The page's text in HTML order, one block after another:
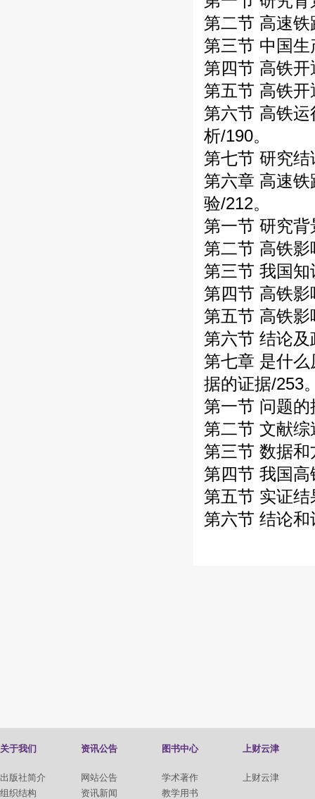
第二节 高速
第三节 中国
第四节 高铁
第五节 高铁
第六节 高铁
析/190。
第七节 研究
第六章 高速
验/212。
第一节 研究
第二节 高铁
第三节 我国
第四节 高铁
第五节 高铁
第六节 结论
第七章 是什
据的证据/253
第一节 问题的
第二节 文献
第三节 数据和
第四节 我国
第五节 实证结
第六节 结论和
关于我们
出版社简介
组织结构
资讯公告
网站公告
资讯新闻
图书中心
学术著作
教学用书
上财云津
上财云津